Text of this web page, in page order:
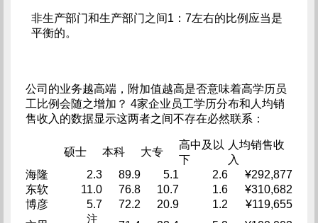
非生产部门和生产部门之间1：7左右的比例应当是
平衡的。
公司的业务越高端，附加值越高是否意味着高学历员
工比例会随之增加？ 4家企业员工学历分布和人均销
售收入的数据显示这两者之间不存在必然联系：
硕士 本科 大专
高中及以
下
人均销售收
入
海隆
2.3 89.9 5.1 2.6
¥292,877
东软
11.0 76.8 10.7 1.6
¥310,682
博彦
5.7 72.2 20.9 1.2
¥119,655
注